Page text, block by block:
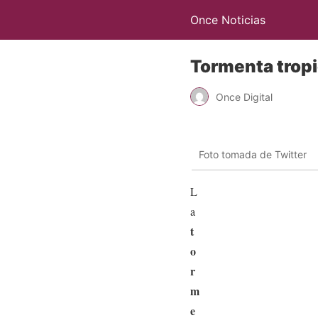
Once Noticias
Tormenta
Once Digital
Foto tomada de Twitter
L
a
t
o
r
m
e